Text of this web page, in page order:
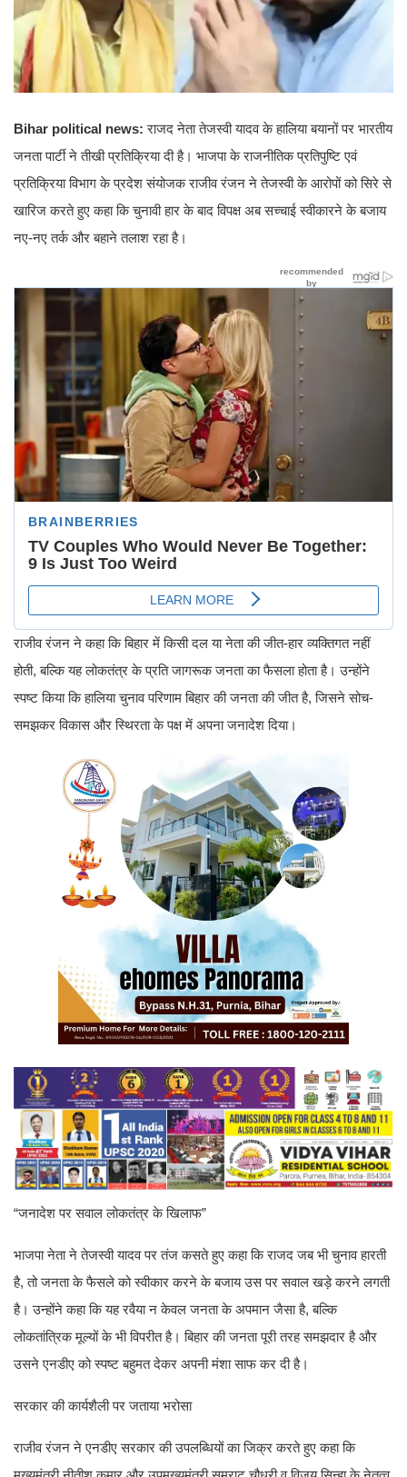
Bihar political news:राजद नेता तेजस्वी यादव के हालिया बयानों पर भारतीय
जनता पार्टी ने तीखी प्रतिक्रिया दी है। भाजपा के राजनीतिक प्रतिपुष्टि एवं
प्रतिक्रिया विभाग के प्रदेश संयोजक राजीव रंजन ने तेजस्वी के आरोपों को सिरे से
खारिज करते हुए कहा कि चुनावी हार के बाद विपक्ष अब सच्चाई स्वीकारने के बजाय
नए-नए तर्क और बहाने तलाश रहा है।
राजीव रंजन ने कहा कि बिहार में किसी दल या नेता की जीत-हार व्यक्तिगत नहीं
होती, बल्कि यह लोकतंत्र के प्रति जागरूक जनता का फैसला होता है। उन्होंने
स्पष्ट किया कि हालिया चुनाव परिणाम बिहार की जनता की जीत है, जिसने सोच-
समझकर विकास और स्थिरता के पक्ष में अपना जनादेश दिया।
“जनादेश पर सवाल लोकतंत्र के खिलाफ”
भाजपा नेता ने तेजस्वी यादव पर तंज कसते हुए कहा कि राजद जब भी चुनाव हारती
है, तो जनता के फैसले को स्वीकार करने के बजाय उस पर सवाल खड़े करने लगती
है। उन्होंने कहा कि यह रवैया न केवल जनता के अपमान जैसा है, बल्कि
लोकतांत्रिक मूल्यों के भी विपरीत है। बिहार की जनता पूरी तरह समझदार है और
उसने एनडीए को स्पष्ट बहुमत देकर अपनी मंशा साफ कर दी है।
सरकार की कार्यशैली पर जताया भरोसा
राजीव रंजन ने एनडीए सरकार की उपलब्धियों का जिक्र करते हुए कहा कि